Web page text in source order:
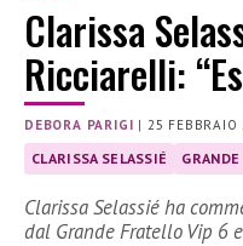
Clarissa
Ricciarelli:
DEBORA PARIGI | 25 FEBBRAIO
CLARISSA SELASSIÉ
Clarissa Selassié ha
dal Grande Fratello Vip 6